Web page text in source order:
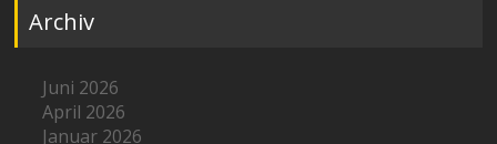
Archiv
Juni 2026
April 2026
Januar 2026